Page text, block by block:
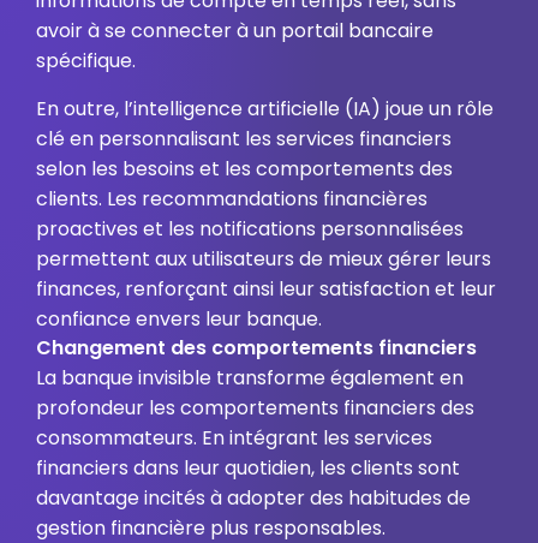
avoir à se connecter à un portail bancaire
spécifique.
En outre, l’intelligence artificielle (IA) joue un rôle
clé en personnalisant les services financiers
selon les besoins et les comportements des
clients. Les recommandations financières
proactives et les notifications personnalisées
permettent aux utilisateurs de mieux gérer leurs
finances, renforçant ainsi leur satisfaction et leur
confiance envers leur banque.
Changement des comportements financiers
La banque invisible transforme également en
profondeur les comportements financiers des
consommateurs. En intégrant les services
financiers dans leur quotidien, les clients sont
davantage incités à adopter des habitudes de
gestion financière plus responsables.